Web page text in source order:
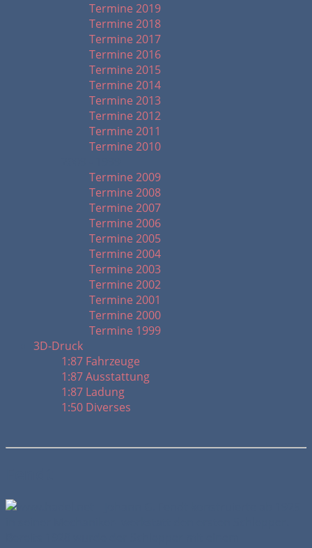
Termine 2019
Termine 2018
Termine 2017
Termine 2016
Termine 2015
Termine 2014
Termine 2013
Termine 2012
Termine 2011
Termine 2010
Termine 2009
Termine 2008
Termine 2007
Termine 2006
Termine 2005
Termine 2004
Termine 2003
Termine 2002
Termine 2001
Termine 2000
Termine 1999
3D-Druck
1:87 Fahrzeuge
1:87 Ausstattung
1:87 Ladung
1:50 Diverses